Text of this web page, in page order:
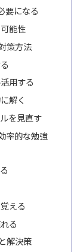
要になる
能性
策方法
用する
解く
を見直す
率的な勉強
える
る
解決策